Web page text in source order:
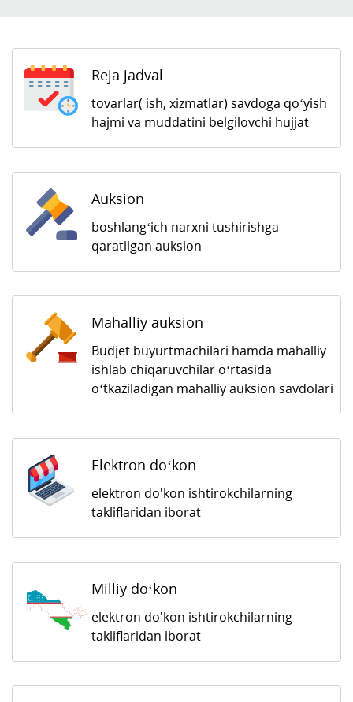
Reja jadval
tovarlar( ish, xizmatlar) savdoga qo‘yish
hajmi va muddatini belgilovchi hujjat
Auksion
boshlang‘ich narxni tushirishga
qaratilgan auksion
Mahalliy auksion
Budjet buyurtmachilari hamda mahalliy
ishlab chiqaruvchilar o‘rtasida
o‘tkaziladigan mahalliy auksion savdolari
Elektron do‘kon
elektron do'kon ishtirokchilarning
takliflaridan iborat
Milliy do‘kon
elektron do'kon ishtirokchilarning
takliflaridan iborat